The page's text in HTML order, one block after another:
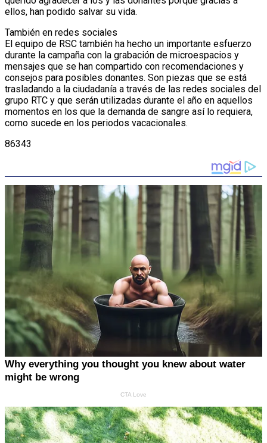
ellos, han podido salvar su vida.
También en redes sociales
El equipo de RSC también ha hecho un importante esfuerzo
durante la campaña con la grabación de microespacios y
mensajes que se han compartido con recomendaciones y
consejos para posibles donantes. Son piezas que se está
trasladando a la ciudadanía a través de las redes sociales del
grupo RTC y que serán utilizadas durante el año en aquellos
momentos en los que la demanda de sangre así lo requiera,
como sucede en los periodos vacacionales.
86343